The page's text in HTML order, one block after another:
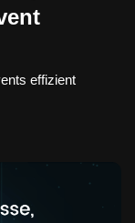
effizient